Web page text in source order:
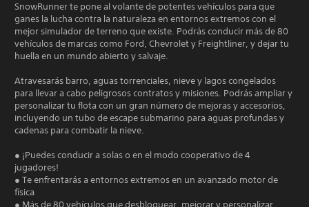
SnowRunner te pone al volante de potentes vehículos para que
ganes la lucha contra la naturaleza en entornos extremos con el
mejor simulador de terreno que existe. Podrás conducir más de 80
vehículos de marcas como Ford, Chevrolet y Freightliner, y dejar tu
huella en un mundo abierto y salvaje.
Atravesarás barro, aguas torrenciales, nieve y lagos congelados
para llevar a cabo peligrosos contratos y misiones. Podrás ampliar y
personalizar tu flota con un gran número de mejoras y accesorios,
incluyendo un tubo de escape submarino para aguas profundas y
cadenas para combatir la nieve.
● ¡Puedes conducir a solas o en el modo cooperativo de 4
jugadores!
● Te enfrentarás a entornos extremos en un avanzado motor de
física
● Más de 80 vehículos que desbloquear, mejorar y personalizar